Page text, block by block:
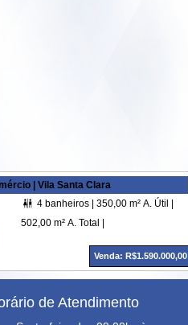
| Vila Santa Clara
 4 banheiros |
350,00 m² A. Útil |
502,00 m² A. Total |
Venda: R$1.590.000,00
de Atendimento